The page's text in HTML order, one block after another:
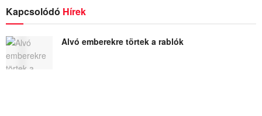
Kapcsolódó Hírek
Alvó emberekre törtek a rablók